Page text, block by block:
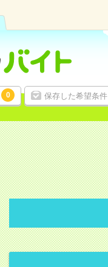
0 保存した希望条件